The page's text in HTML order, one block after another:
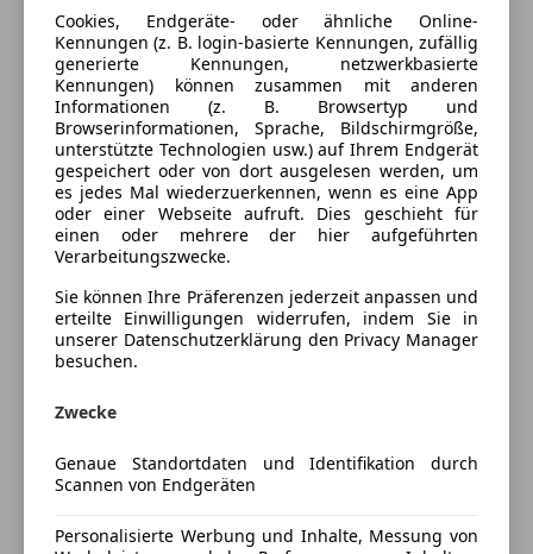
Kraftstoff
Benzin
CO₂-Emissionen
210 g/km (komb.)
Ausstattung
Komfort
3-Zonen-Klimaautomatik
Beheizbares Lenkrad
Einparkhilfe
Einparkhilfe Rückfahrkamera
Einparkhilfe Sensoren vorne
Elektrische Fensterheber
Elektrische Seitenspiegel
Getönte Scheiben
Mehr anzeigen
Preisbewertung
Mehr anzeigen
Versicherung
Kfz-Versicherung
Versicherungsschutz an Ihre Bedürfnisse
Cookies, Endgeräte- oder ähnliche Online-
Kennungen (z. B. login-basierte Kennungen, zufällig
generierte Kennungen, netzwerkbasierte
Kennungen) können zusammen mit anderen
Informationen (z. B. Browsertyp und
Browserinformationen, Sprache, Bildschirmgröße,
unterstützte Technologien usw.) auf Ihrem Endgerät
gespeichert oder von dort ausgelesen werden, um
es jedes Mal wiederzuerkennen, wenn es eine App
oder einer Webseite aufruft. Dies geschieht für
einen oder mehrere der hier aufgeführten
Verarbeitungszwecke.
Sie können Ihre Präferenzen jederzeit anpassen und
erteilte Einwilligungen widerrufen, indem Sie in
unserer Datenschutzerklärung den Privacy Manager
besuchen.
Zwecke
Genaue Standortdaten und Identifikation durch
Scannen von Endgeräten
Personalisierte Werbung und Inhalte, Messung von